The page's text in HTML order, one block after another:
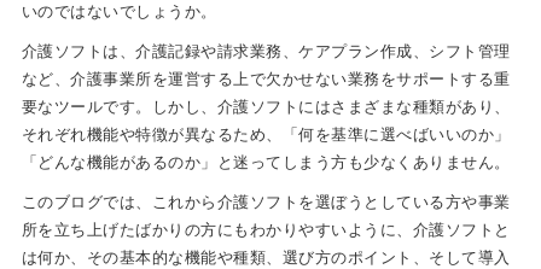
いのではないでしょうか。
介護ソフトは、介護記録や請求業務、ケアプラン作成、シフト管理
など、介護事業所を運営する上で欠かせない業務をサポートする重
要なツールです。しかし、介護ソフトにはさまざまな種類があり、
それぞれ機能や特徴が異なるため、「何を基準に選べばいいのか」
「どんな機能があるのか」と迷ってしまう方も少なくありません。
このブログでは、これから介護ソフトを選ぼうとしている方や事業
所を立ち上げたばかりの方にもわかりやすいように、介護ソフトと
は何か、その基本的な機能や種類、選び方のポイント、そして導入